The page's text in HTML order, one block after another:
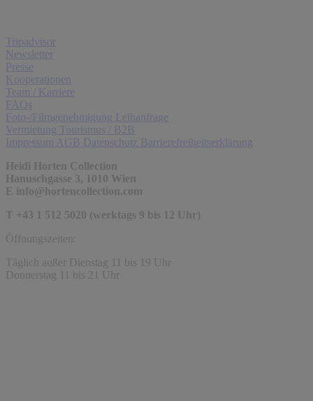
Tripadvisor
Newsletter
Presse
Kooperationen
Team / Karriere
FAQs
Foto-/Filmgenehmigung Leihanfrage
Vermietung Tourismus / B2B
Impressum AGB Datenschutz Barrierefreiheitserklärung
Heidi Horten Collection
Hanuschgasse 3, 1010 Wien
E info@hortencollection.com
T +43 1 512 5020 (werktags 9 bis 12 Uhr)
Öffnungszeiten:
Täglich außer Dienstag 11 bis 19 Uhr
Donnerstag 11 bis 21 Uhr